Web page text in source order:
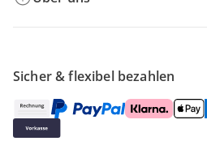
Sicher & flexibel bezahlen